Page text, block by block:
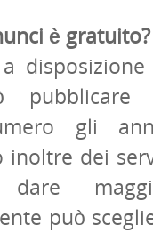
è gratuito?
gli
inoltre dei
può